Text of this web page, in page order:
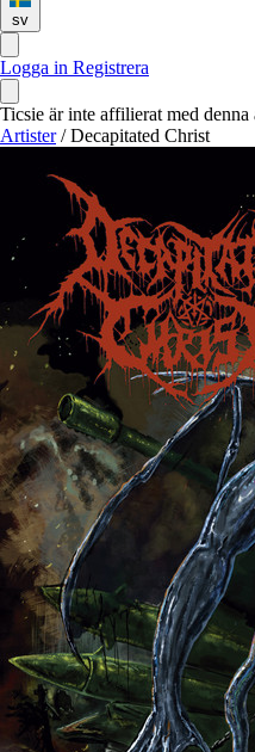
sv
Logga in Registrera
Ticsie är inte affilierat med
Artister / Decapitated Christ